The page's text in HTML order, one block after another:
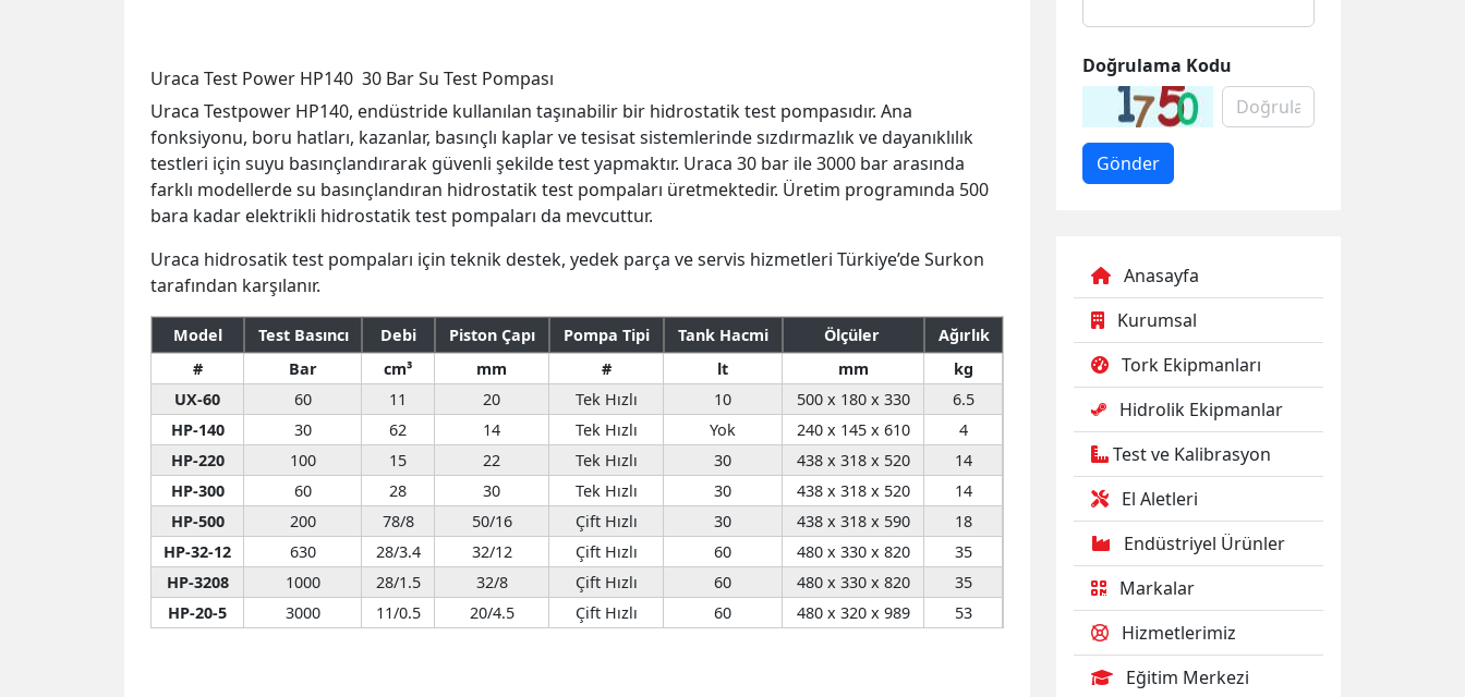
Uraca Test Power HP140 30 Bar Su Test Pompası
Uraca Testpower HP140, endüstride kullanılan taşınabilir bir hidrostatik test pompasıdır. Ana
fonksiyonu, boru hatları, kazanlar, basınçlı kaplar ve tesisat sistemlerinde sızdırmazlık ve dayanıklılık
testleri için suyu basınçlandırarak güvenli şekilde test yapmaktır. Uraca 30 bar ile 3000 bar arasında
farklı modellerde su basınçlandıran hidrostatik test pompaları üretmektedir. Üretim programında 500
bara kadar elektrikli hidrostatik test pompaları da mevcuttur.
Uraca hidrosatik test pompaları için teknik destek, yedek parça ve servis hizmetleri Türkiye’de Surkon
tarafından karşılanır.
Model Test Basıncı Debi Piston Çapı Pompa Tipi Tank Hacmi Ölçüler
Ağırlık
#
Bar cm³ mm # lt mm
kg
UX-60
60 11 20 Tek Hızlı 10 500 x 180 x 330
6.5
HP-140
30 62 14 Tek Hızlı Yok 240 x 145 x 610
4
HP-220
100 15 22 Tek Hızlı 30 438 x 318 x 520
14
HP-300
60 28 30 Tek Hızlı 30 438 x 318 x 520
14
HP-500
200 78/8 50/16 Çift Hızlı 30 438 x 318 x 590
18
HP-32-12
630 28/3.4 32/12 Çift Hızlı 60 480 x 330 x 820
35
HP-3208
1000 28/1.5 32/8 Çift Hızlı 60 480 x 330 x 820
35
HP-20-5
3000 11/0.5 20/4.5 Çift Hızlı 60 480 x 320 x 989 53
Doğrulama Kodu
Anasayfa
Kurumsal
Tork Ekipmanları
Hidrolik Ekipmanlar
Test ve Kalibrasyon
El Aletleri
Endüstriyel Ürünler
Markalar
Hizmetlerimiz
Eğitim Merkezi